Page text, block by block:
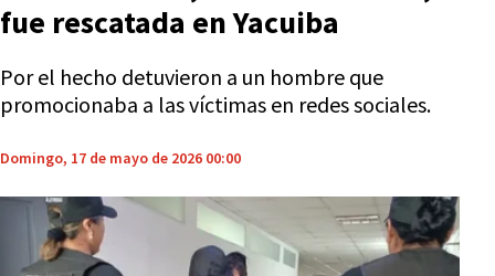
fue rescatada en Yacuiba
Por el hecho detuvieron a un hombre que
promocionaba a las víctimas en redes sociales.
Domingo, 17 de mayo de 2026 00:00